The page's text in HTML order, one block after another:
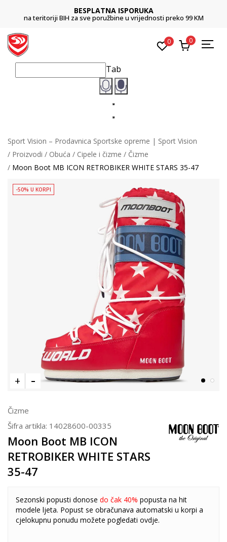
BESPLATNA ISPORUKA
na teritoriji BIH za sve poružbine u vrijednosti preko 99 KM
0 0
Tab
Sport Vision – Prodavnica Sportske opreme | Sport Vision
Proizvodi
Obuća Cipele i čizme
Čizme
Moon Boot MB ICON RETROBIKER WHITE STARS 35-47
-50% U KORPI
Čizme
Šifra artikla: 14028600-00335
Moon Boot MB ICON
RETROBIKER WHITE STARS
35-47
Sezonski popusti donose do čak 40% popusta na hit
modele ljeta. Popust se obračunava automatski u korpi a
cjelokupnu ponudu možete pogledati ovdje.